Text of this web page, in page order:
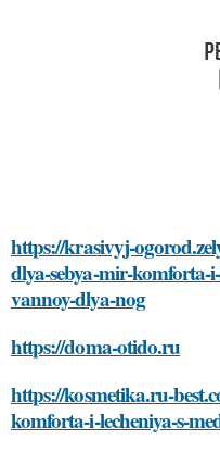
https://krasivyj-
dlya-sebya-mir-komforta-
vannoy-dlya-nog
https://doma-otido.ru
https://kosmetika.ru-
komforta-i-lecheniya-s-